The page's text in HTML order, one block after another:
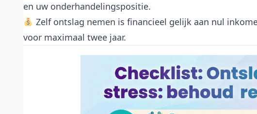
en uw onderhandelingspositie.
Zelf ontslag nemen is financieel gelijk aan nul
voor maximaal twee jaar.